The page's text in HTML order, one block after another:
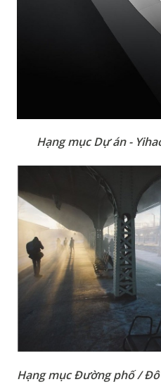
Hạng mục Dự án -
Hạng mục Đường phố /